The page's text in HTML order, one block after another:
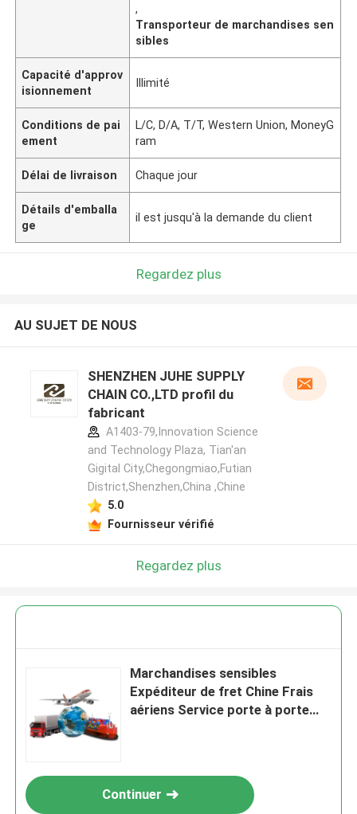
,
Transporteur de marchandises sen
sibles
Capacité d'approv
isionnement
Illimité
Conditions de pai
ement
L/C, D/A, T/T, Western Union, MoneyG
ram
Délai de livraison Chaque jour
Détails d'emballa
ge
il est jusqu'à la demande du client
Regardez plus
AU SUJET DE NOUS
SHENZHEN JUHE SUPPLY
CHAIN CO.,LTD profil du
fabricant
A1403-79,Innovation Science
and Technology Plaza, Tian'an
Gigital City,Chegongmiao,Futian
District,Shenzhen,China ,Chine
5.0
Fournisseur vérifié
Regardez plus
Marchandises sensibles
Expéditeur de fret Chine Frais
aériens Service porte à porte
Continuer